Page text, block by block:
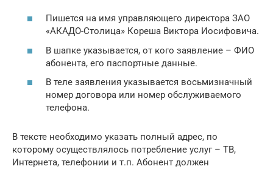
Пишется на имя управляющего директора ЗАО
«АКАДО-Столица» Кореша Виктора Иосифовича.
В шапке указывается, от кого заявление – ФИО
абонента, его паспортные данные.
В теле заявления указывается восьмизначный
номер договора или номер обслуживаемого
телефона.
В тексте необходимо указать полный адрес, по
которому осуществлялось потребление услуг – ТВ,
Интернета, телефонии и т.п. Абонент должен